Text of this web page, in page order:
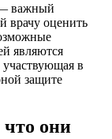
— важный
врачу оценить
являются
в
защите
они